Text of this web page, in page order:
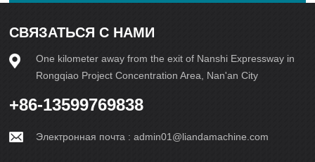
СВЯЗАТЬСЯ С НАМИ
One kilometer away from the exit of Nanshi Expressway in
Rongqiao Project Concentration Area, Nan'an City
+86-13599769838
Электронная почта :admin01@liandamachine.com